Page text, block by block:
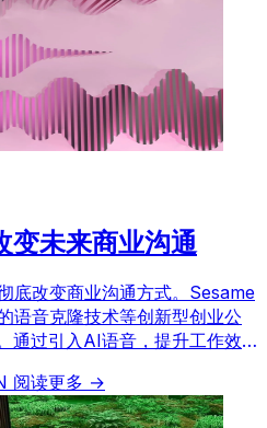
变未来商业沟通
底改变商业沟通方式。Sesame
语音克隆技术等创新型创业公
通过引入AI语音，提升工作效
阅读更多 →